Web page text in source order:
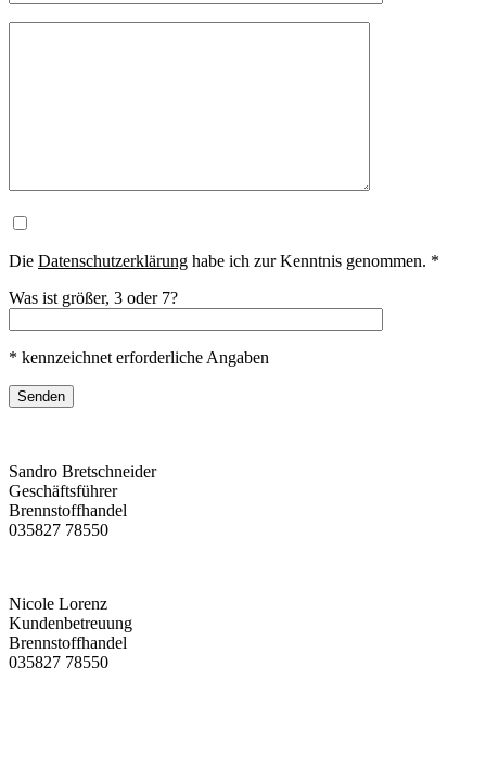
Die Datenschutzerklärung habe ich zur Kenntnis genommen. *
Was ist größer, 3 oder 7?
* kennzeichnet erforderliche Angaben
Sandro Bretschneider
Geschäftsführer
Brennstoffhandel
035827 78550
Nicole Lorenz
Kundenbetreuung
Brennstoffhandel
035827 78550